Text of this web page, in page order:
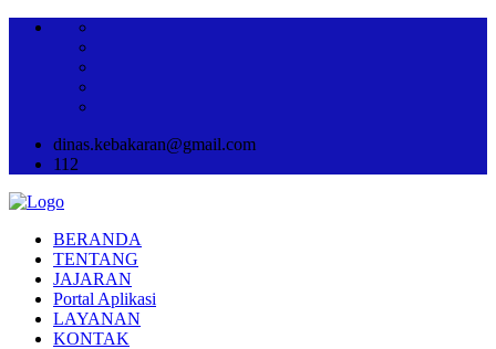
dinas.kebakaran@gmail.com
112
BERANDA
TENTANG
JAJARAN
Portal Aplikasi
LAYANAN
KONTAK